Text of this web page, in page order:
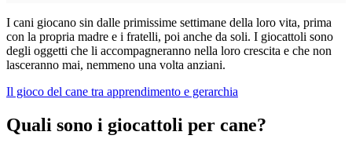
I cani giocano sin dalle primissime settimane della loro vita, prima
con la propria madre e i fratelli, poi anche da soli. I giocattoli sono
degli oggetti che li accompagneranno nella loro crescita e che non
lasceranno mai, nemmeno una volta anziani.
Il gioco del cane tra apprendimento e gerarchia
Quali sono i giocattoli per cane?